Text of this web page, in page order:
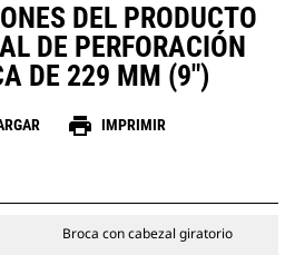
DEL PRODUCTO
DE PERFORACIÓN
DE 229 MM (9")
print IMPRIMIR
Broca con cabezal giratorio